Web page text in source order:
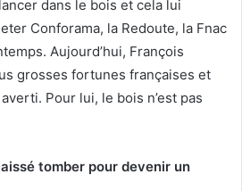
dans le bois et cela lui
Conforama, la Redoute, la Fnac
Aujourd’hui, François
grosses fortunes françaises et
Pour lui, le bois n’est pas
tomber pour devenir un